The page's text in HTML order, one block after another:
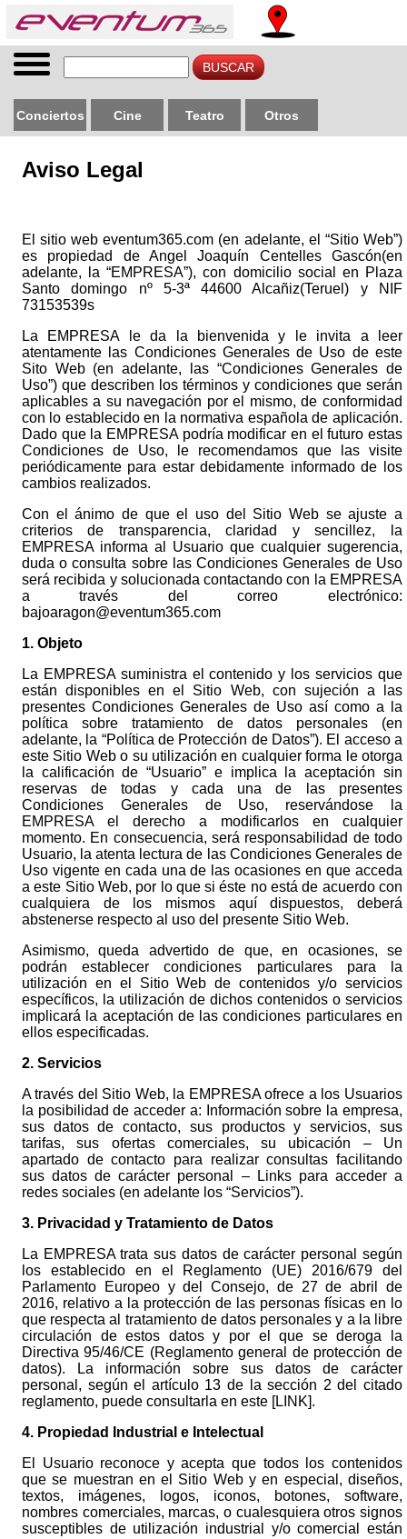
Conciertos Cine Teatro Otros
Aviso Legal
El sitio web eventum365.com (en adelante, el “Sitio Web”)
es propiedad de Angel Joaquín Centelles Gascón(en
adelante, la “EMPRESA”), con domicilio social en Plaza
Santo domingo nº 5-3ª 44600 Alcañiz(Teruel) y NIF
73153539s
La EMPRESA le da la bienvenida y le invita a leer
atentamente las Condiciones Generales de Uso de este
Sito Web (en adelante, las “Condiciones Generales de
Uso”) que describen los términos y condiciones que serán
aplicables a su navegación por el mismo, de conformidad
con lo establecido en la normativa española de aplicación.
Dado que la EMPRESA podría modificar en el futuro estas
Condiciones de Uso, le recomendamos que las visite
periódicamente para estar debidamente informado de los
cambios realizados.
Con el ánimo de que el uso del Sitio Web se ajuste a
criterios de transparencia, claridad y sencillez, la
EMPRESA informa al Usuario que cualquier sugerencia,
duda o consulta sobre las Condiciones Generales de Uso
será recibida y solucionada contactando con la EMPRESA
a través del correo electrónico:
bajoaragon@eventum365.com
1. Objeto
La EMPRESA suministra el contenido y los servicios que
están disponibles en el Sitio Web, con sujeción a las
presentes Condiciones Generales de Uso así como a la
política sobre tratamiento de datos personales (en
adelante, la “Política de Protección de Datos”). El acceso a
este Sitio Web o su utilización en cualquier forma le otorga
la calificación de “Usuario” e implica la aceptación sin
reservas de todas y cada una de las presentes
Condiciones Generales de Uso, reservándose la
EMPRESA el derecho a modificarlos en cualquier
momento. En consecuencia, será responsabilidad de todo
Usuario, la atenta lectura de las Condiciones Generales de
Uso vigente en cada una de las ocasiones en que acceda
a este Sitio Web, por lo que si éste no está de acuerdo con
cualquiera de los mismos aquí dispuestos, deberá
abstenerse respecto al uso del presente Sitio Web.
Asimismo, queda advertido de que, en ocasiones, se
podrán establecer condiciones particulares para la
utilización en el Sitio Web de contenidos y/o servicios
específicos, la utilización de dichos contenidos o servicios
implicará la aceptación de las condiciones particulares en
ellos especificadas.
2. Servicios
A través del Sitio Web, la EMPRESA ofrece a los Usuarios
la posibilidad de acceder a: Información sobre la empresa,
sus datos de contacto, sus productos y servicios, sus
tarifas, sus ofertas comerciales, su ubicación – Un
apartado de contacto para realizar consultas facilitando
sus datos de carácter personal – Links para acceder a
redes sociales (en adelante los “Servicios”).
3. Privacidad y Tratamiento de Datos
La EMPRESA trata sus datos de carácter personal según
los establecido en el Reglamento (UE) 2016/679 del
Parlamento Europeo y del Consejo, de 27 de abril de
2016, relativo a la protección de las personas físicas en lo
que respecta al tratamiento de datos personales y a la libre
circulación de estos datos y por el que se deroga la
Directiva 95/46/CE (Reglamento general de protección de
datos). La información sobre sus datos de carácter
personal, según el artículo 13 de la sección 2 del citado
reglamento, puede consultarla en este [LINK].
4. Propiedad Industrial e Intelectual
El Usuario reconoce y acepta que todos los contenidos
que se muestran en el Sitio Web y en especial, diseños,
textos, imágenes, logos, iconos, botones, software,
nombres comerciales, marcas, o cualesquiera otros signos
susceptibles de utilización industrial y/o comercial están